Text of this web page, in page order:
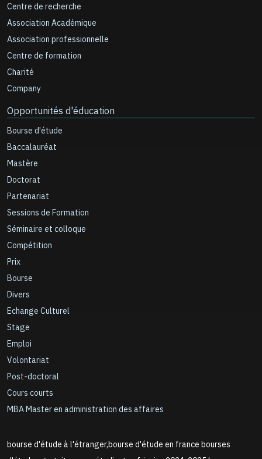
Centre de recherche
Association Académique
Association professionnelle
Centre de formation
Charité
Company
Opportunités d'éducation
Bourse d'étude
Baccalauréat
Mastère
Doctorat
Partenariat
Sessions de Formation
Séminaire et colloque
Compétition
Prix
Bourse
Divers
Echange Culturel
Stage
Emploi
Volontariat
Post-doctoral
Cours courts
MBA Master en administration des affaires
bourse d'étude à l'étranger,bourse d'étude en france bourses